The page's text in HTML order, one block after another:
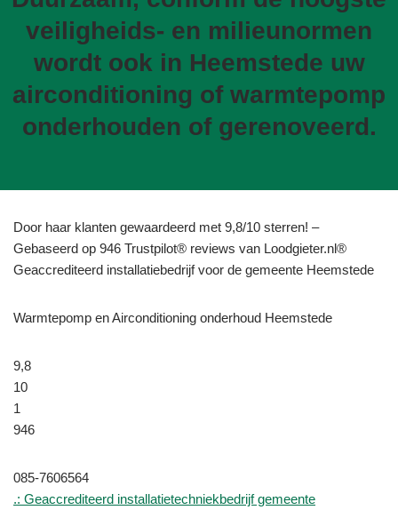
veiligheids- en milieunormen
wordt ook in Heemstede uw
airconditioning of warmtepomp
onderhouden of gerenoveerd.
Door haar klanten gewaardeerd met 9,8/10 sterren! –
Gebaseerd op 946 Trustpilot® reviews van Loodgieter.nl®
Geaccrediteerd installatiebedrijf voor de gemeente Heemstede
Warmtepomp en Airconditioning onderhoud Heemstede
9,8
10
1
946
085-7606564
.: Geaccrediteerd installatietechniekbedrijf gemeente